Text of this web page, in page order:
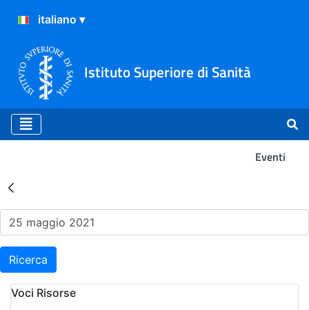
Istituto Superiore di Sanità
Eventi
Risultati della Ricerca -
Ricerca
Voci Risorse